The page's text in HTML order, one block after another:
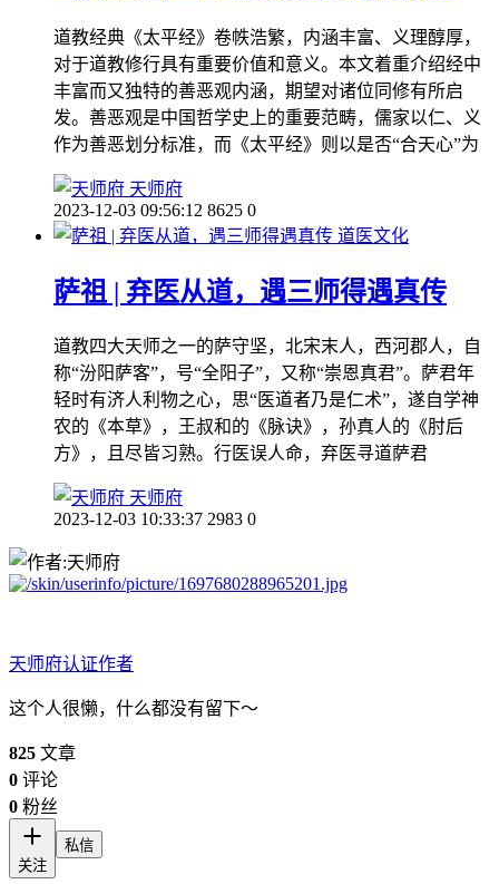
道教经典《太平经》卷帙浩繁，内涵丰富、义理醇厚，
对于道教修行具有重要价值和意义。本文着重介绍经中
丰富而又独特的善恶观内涵，期望对诸位同修有所启
发。善恶观是中国哲学史上的重要范畴，儒家以仁、义
作为善恶划分标准，而《太平经》则以是否“合天心”为
天师府
2023-12-03 09:56:12 8625 0
道医文化
萨祖 | 弃医从道，遇三师得遇真传
道教四大天师之一的萨守坚，北宋末人，西河郡人，自
称“汾阳萨客”，号“全阳子”，又称“崇恩真君”。萨君年
轻时有济人利物之心，思“医道者乃是仁术”，遂自学神
农的《本草》，王叔和的《脉诀》，孙真人的《肘后
方》，且尽皆习熟。行医误人命，弃医寻道萨君
天师府
2023-12-03 10:33:37 2983 0
天师府认证作者
这个人很懒，什么都没有留下～
825 文章
0 评论
0 粉丝
关注
私信